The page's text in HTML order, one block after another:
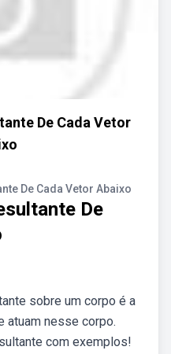
De Cada Vetor
De Cada Vetor Abaixo
De
sobre um corpo é a
atuam nesse corpo.
com exemplos!